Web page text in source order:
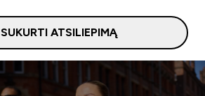
SUKURTI ATSILIEPIMĄ